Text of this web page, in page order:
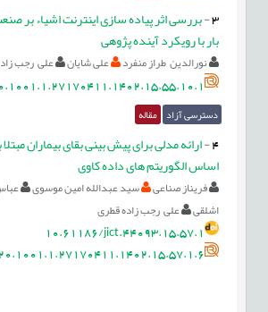
3
-بررسی اثر پیاده سازی اینترنت اشیاء بر
بار با رویکرد آینده پژوهی
نورالدین طراز منفرد علی شایان علی رجب
دسترسی آزاد مقاله
4
-ارائه مدلی برای پیش بینی بقای بیماران مبتلا
اساس الگوریتم های داده کاوی
فریناز صناعی سید عبدالله امین موسوی
اشلقی
علی رجب زاده قطری
10.61186/jict.44093.15.57.1
20.1001.1.27170411.1402.15.57.1.6